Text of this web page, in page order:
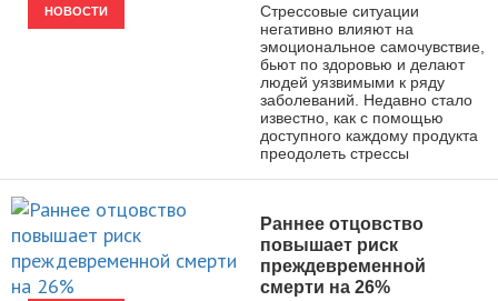
НОВОСТИ
Стрессовые ситуации
негативно влияют на
эмоциональное самочувствие,
бьют по здоровью и делают
людей уязвимыми к ряду
заболеваний. Недавно стало
известно, как с помощью
доступного каждому продукта
преодолеть стрессы
Раннее отцовство
повышает риск
преждевременной
смерти на 26%